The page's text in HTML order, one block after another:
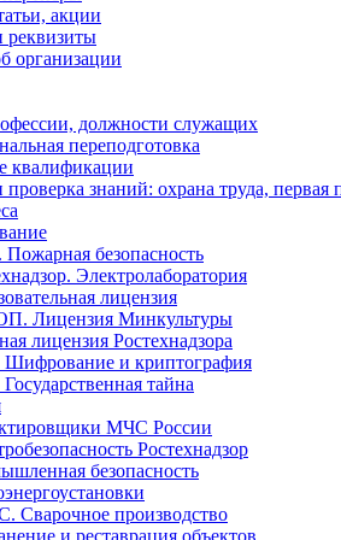
акции
реквизиты
организации
должности служащих
переподготовка
квалификации
проверка знаний: охрана труда,
безопасность
Электролаборатория
лицензия
Лицензия Минкультуры
лицензия Ростехнадзора
и криптография
тайна
МЧС России
Ростехнадзор
безопасность
Сварочное производство
и реставрация объектов